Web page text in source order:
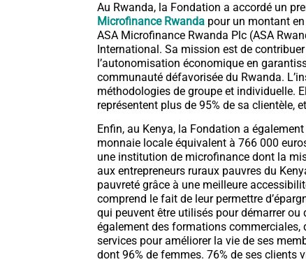
Au Rwanda, la Fondation a accordé un
Microfinance Rwanda pour un montant
ASA Microfinance Rwanda Plc (ASA
International. Sa mission est de
l’autonomisation économique en
communauté défavorisée du Rwanda.
méthodologies de groupe et individuelle.
représentent plus de 95% de sa clientèle,
Enfin, au Kenya, la Fondation a
monnaie locale équivalent à 766 000
une institution de microfinance dont la
aux entrepreneurs ruraux pauvres du
pauvreté grâce à une meilleure
comprend le fait de leur permettre
qui peuvent être utilisés pour démarrer ou
également des formations commerciales,
services pour améliorer la vie de ses
dont 96% de femmes. 76% de ses clients